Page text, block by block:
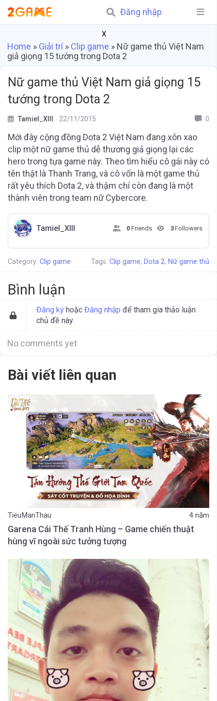
Đăng nhập
X
Home » Giải trí» Clip game » Nữ game thủ Việt Nam
giả giọng 15 tướng trong Dota 2
Nữ game thủ Việt Nam giả giọng 15
tướng trong Dota 2
Tamiel_XIII 22/11/2015 0
Mới đây cộng đồng Dota 2 Việt Nam đang xôn xao
clip một nữ game thủ dễ thương giả giọng lại các
hero trong tựa game này. Theo tìm hiểu cô gái này có
tên thật là Thanh Trang, và cô vốn là một game thủ
rất yêu thích Dota 2, và thậm chí còn đang là một
thành viên trong team nữ Cybercore.
Tamiel_XIII 0 Friends 3Followers
Category: Clip game Tags: Clip game, Dota 2, Nữ game thủ
Bình luận
Đăng ký hoặc Đăng nhập để tham gia thảo luận
chủ đề này.
No comments yet
Bài viết liên quan
TieuManThau 4 năm
Garena Cái Thế Tranh Hùng – Game chiến thuật
hùng vĩ ngoài sức tưởng tượng